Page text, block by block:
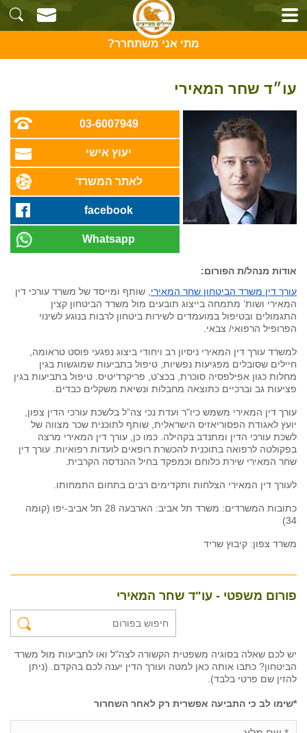
מתי אני משתחרר?
עו״ד שחר המאירי
03-6007949
יעוץ אישי
לאתר המשרד
facebook
Whatsapp
אודות מנהל/ת הפורום:
עורך דין משרד הביטחון שחר המאירי , שותף ומייסד של משרד עורכי דין
המאירי ושות’ מתמחה בייצוג תובעים מול משרד הביטחון קצין
התגמולים ובטיפול במועמדים לשירות ביטחון לרבות בנוגע לשינוי
הפרופיל הרפואי/ צבאי.
למשרד עורך דין המאירי ניסיון רב ויחודי ביצוג נפגעי פוסט טראומה,
חיילים שסובלים מפגיעות נפשיות, טיפול בתביעות שמוגשות בגין
מחלות כגון אפילפסיה סוכרת, בכצ'ט, פריקרדיטיס. טיפול בתביעות בגין
פציעות גב וברכיים כתוצאה מחבלות ונשיאת משקלים כבדים.
עורך דין המאירי משמש כיו"ר ועדת נכי צה”ל בלשכת עורכי הדין צפון,
יועץ לאגודת הפסוריאזיס הישראלית, שותף לתוכנית שכר מצווה של
לשכת עורכי הדין ומתנדב בקהילה. כמו כן, עורך דין המאירי מרצה
בפקולטה לרפואה בתוכנית להכשרת רופאים לועדות רפואיות. עורך דין
שחר המאירי שירת כלוחם וכמפקד בחיל ההנדסה הקרבית.
לעורך דין המאירי הצלחות ותקדימים רבים בתחום התמחותו.
כתובות המשרדים: משרד תל אביב: הארבעה 28 תל אביב-יפו (קומה
34)
משרד צפון: קיבוץ שריד
פורום משפטי - עו"ד שחר המאירי
יש לכם שאלה בסוגיה משפטית הקשורה לצה"ל ואו לתביעות מול משרד
הביטחון? כתבו אותה כאן למטה ועורך הדין יענה לכם בהקדם. (ניתן
להזין שם פרטי בלבד).
*שימו לב כי התביעה אפשרית רק לאחר השחרור